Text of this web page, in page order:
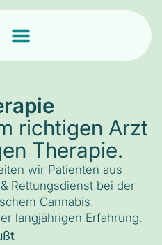
richtigen Arzt
Therapie.
wir Patienten aus
Rettungsdienst bei der
Cannabis.
langjährigen Erfahrung.